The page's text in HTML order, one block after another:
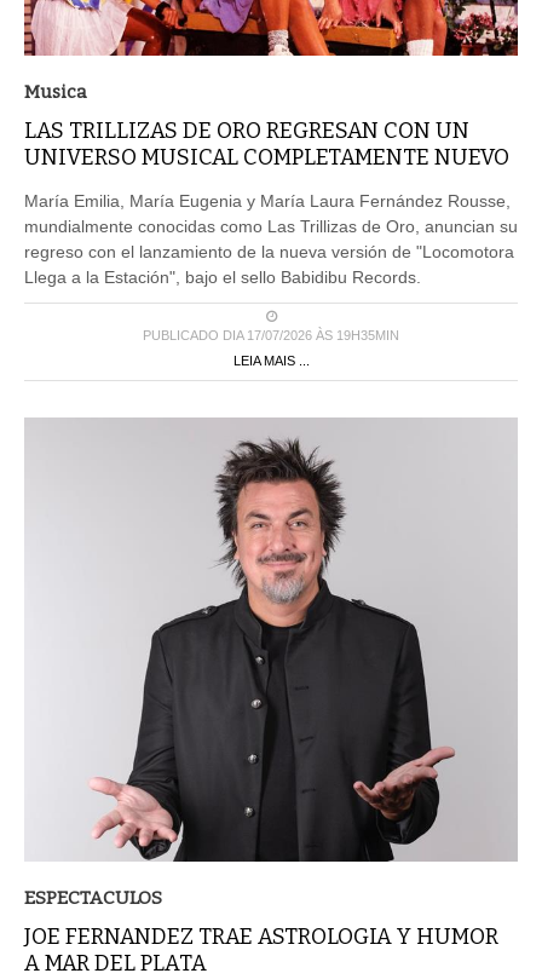
Musica
LAS TRILLIZAS DE ORO REGRESAN CON UN
UNIVERSO MUSICAL COMPLETAMENTE NUEVO
María Emilia, María Eugenia y María Laura Fernández Rousse,
mundialmente conocidas como Las Trillizas de Oro, anuncian su
regreso con el lanzamiento de la nueva versión de "Locomotora
Llega a la Estación", bajo el sello Babidibu Records.
PUBLICADO DIA 17/07/2026 ÀS 19H35MIN
LEIA MAIS ...
ESPECTACULOS
JOE FERNANDEZ TRAE ASTROLOGIA Y HUMOR
A MAR DEL PLATA